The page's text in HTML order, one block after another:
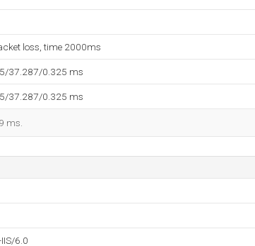
loss, time 2000ms
37.287/0.325 ms
37.287/0.325 ms
ms.
6.0